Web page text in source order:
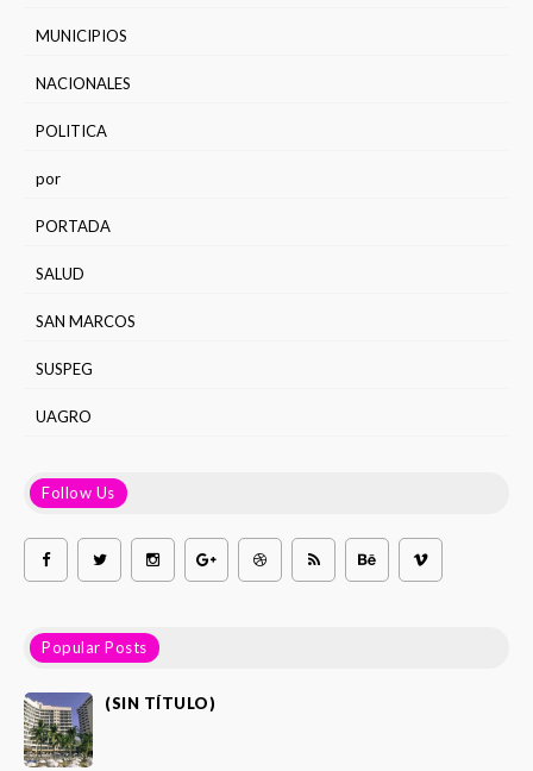
MUNICIPIOS
NACIONALES
POLITICA
por
PORTADA
SALUD
SAN MARCOS
SUSPEG
UAGRO
Follow Us
Popular Posts
(SIN TÍTULO)